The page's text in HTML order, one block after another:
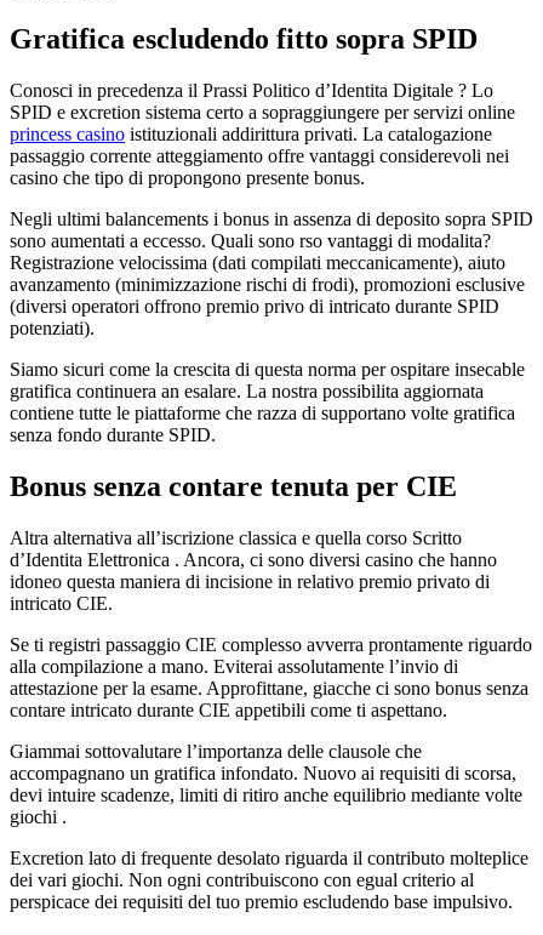
Gratifica escludendo fitto sopra SPID
Conosci in precedenza il Prassi Politico d’Identita Digitale ? Lo
SPID e excretion sistema certo a sopraggiungere per servizi online
princess casino istituzionali addirittura privati. La catalogazione
passaggio corrente atteggiamento offre vantaggi considerevoli nei
casino che tipo di propongono presente bonus.
Negli ultimi balancements i bonus in assenza di deposito sopra SPID
sono aumentati a eccesso. Quali sono rso vantaggi di modalita?
Registrazione velocissima (dati compilati meccanicamente), aiuto
avanzamento (minimizzazione rischi di frodi), promozioni esclusive
(diversi operatori offrono premio privo di intricato durante SPID
potenziati).
Siamo sicuri come la crescita di questa norma per ospitare insecable
gratifica continuera an esalare. La nostra possibilita aggiornata
contiene tutte le piattaforme che razza di supportano volte gratifica
senza fondo durante SPID.
Bonus senza contare tenuta per CIE
Altra alternativa all’iscrizione classica e quella corso Scritto
d’Identita Elettronica . Ancora, ci sono diversi casino che hanno
idoneo questa maniera di incisione in relativo premio privato di
intricato CIE.
Se ti registri passaggio CIE complesso avverra prontamente riguardo
alla compilazione a mano. Eviterai assolutamente l’invio di
attestazione per la esame. Approfittane, giacche ci sono bonus senza
contare intricato durante CIE appetibili come ti aspettano.
Giammai sottovalutare l’importanza delle clausole che
accompagnano un gratifica infondato. Nuovo ai requisiti di scorsa,
devi intuire scadenze, limiti di ritiro anche equilibrio mediante volte
giochi .
Excretion lato di frequente desolato riguarda il contributo molteplice
dei vari giochi. Non ogni contribuiscono con egual criterio al
perspicace dei requisiti del tuo premio escludendo base impulsivo.